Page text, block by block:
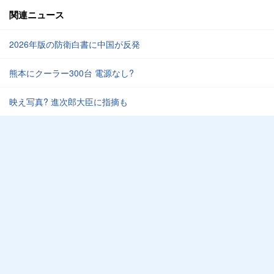
関連ニュース
2026年版の防衛白書に中国が反発
熊本にクーラー300台 電源なし?
映え写真? 進次郎大臣に指摘も